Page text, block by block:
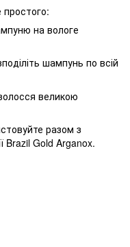
на вологе
шампунь по всій
великою
разом з
Brazil Gold Arganox.